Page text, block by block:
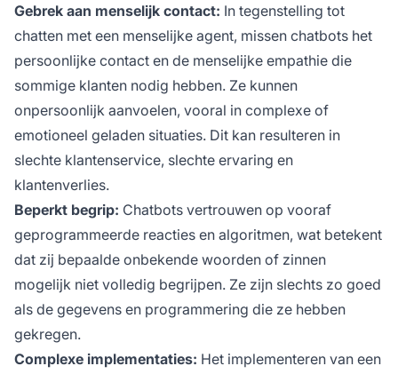
Gebrek aan menselijk contact: In tegenstelling tot
chatten met een menselijke agent, missen chatbots het
persoonlijke contact en de menselijke empathie die
sommige klanten nodig hebben. Ze kunnen
onpersoonlijk aanvoelen, vooral in complexe of
emotioneel geladen situaties. Dit kan resulteren in
slechte klantenservice, slechte ervaring en
klantenverlies.
Beperkt begrip: Chatbots vertrouwen op vooraf
geprogrammeerde reacties en algoritmen, wat betekent
dat zij bepaalde onbekende woorden of zinnen
mogelijk niet volledig begrijpen. Ze zijn slechts zo goed
als de gegevens en programmering die ze hebben
gekregen.
Complexe implementaties: Het implementeren van een